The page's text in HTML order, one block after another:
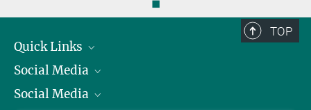
◼
TOP
Quick Links
Präsident
Zahlen und Fakten
Social Media
Bluesky
Social Media